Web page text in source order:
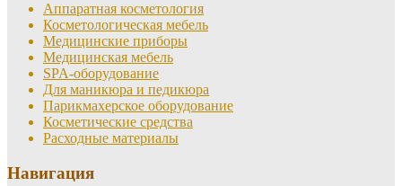
Аппаратная косметология
Косметологическая мебель
Медицинские приборы
Медицинская мебель
SPA-оборудование
Для маникюра и педикюра
Парикмахерское оборудование
Косметические средства
Расходные материалы
Навигация